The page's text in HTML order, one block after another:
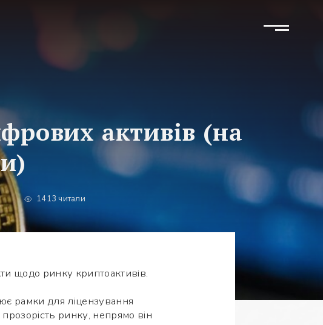
активів (на
1413 читали
щодо ринку криптоактивів.
рамки для ліцензування
ринку, непрямо він